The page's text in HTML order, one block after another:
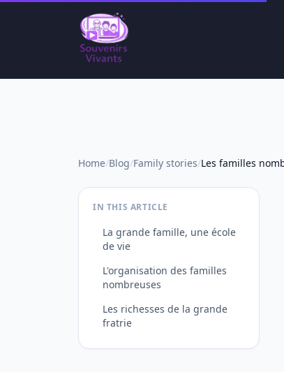
Home/Blog/Family stories/
IN THIS ARTICLE
La grande famille, une école
de vie
L'organisation des familles
nombreuses
Les richesses de la grande
fratrie